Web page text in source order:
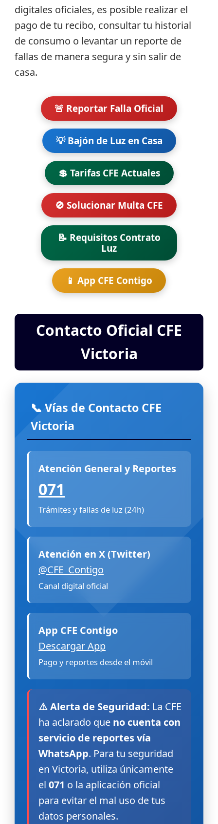
digitales oficiales, es posible realizar el
pago de tu recibo, consultar tu historial
de consumo o levantar un reporte de
fallas de manera segura y sin salir de
casa.
🚨 Reportar Falla Oficial
💡 Bajón de Luz en Casa
💲 Tarifas CFE Actuales
🚫 Solucionar Multa CFE
📝 Requisitos Contrato
Luz
📱 App CFE Contigo
Contacto Oficial CFE
Victoria
📞 Vías de Contacto CFE
Victoria
Atención General y Reportes
071
Trámites y fallas de luz (24h)
Atención en X (Twitter)
@CFE_Contigo
Canal digital oficial
App CFE Contigo
Descargar App
Pago y reportes desde el móvil
⚠️ Alerta de Seguridad: La CFE
ha aclarado que no cuenta con
servicio de reportes vía
WhatsApp. Para tu seguridad
en Victoria, utiliza únicamente
el 071 o la aplicación oficial
para evitar el mal uso de tus
datos personales.